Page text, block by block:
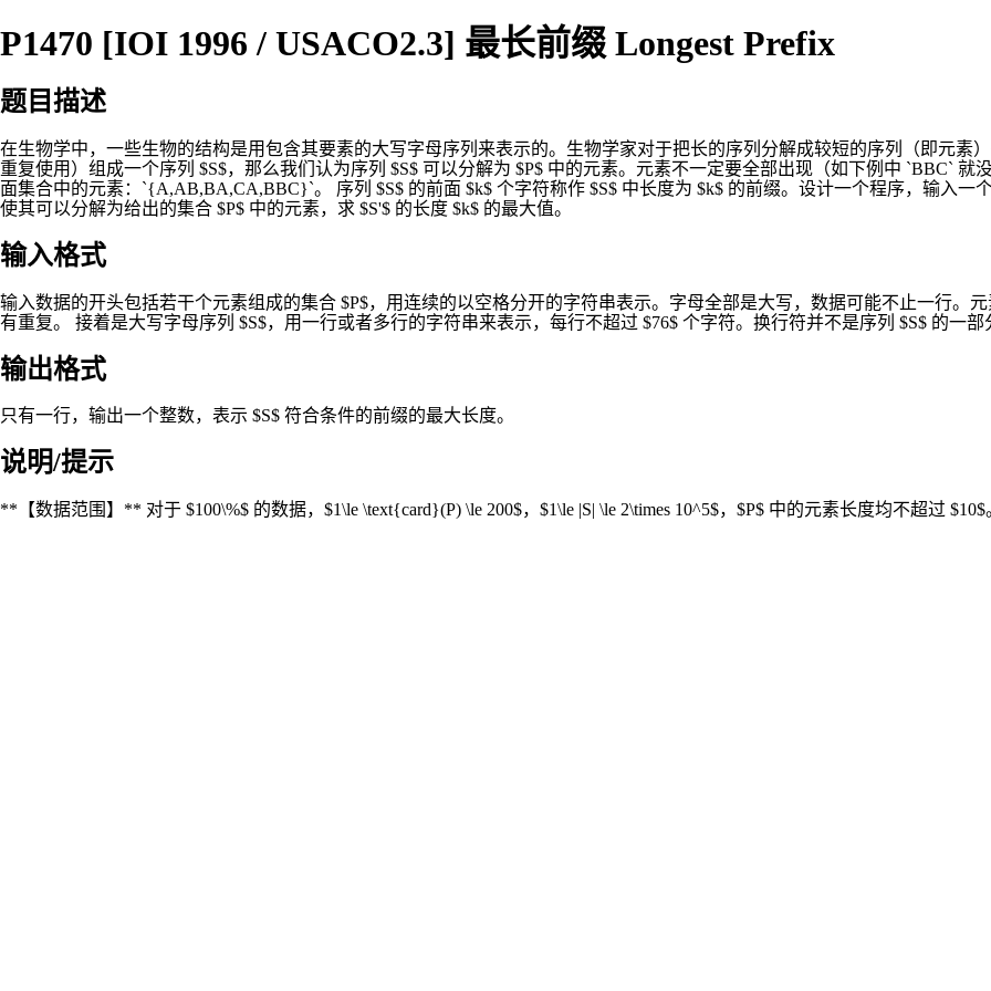
P1470 [IOI 1996 / USACO2.3] 最长前缀 Longest Prefix
题目描述
在生物学中，一些生物的结构是用包含其要素的大写字母序列来表示的。生物学家对于把长的序列分解成较短的序列（即元素
重复使用）组成一个序列 $S$，那么我们认为序列 $S$ 可以分解为 $P$ 中的元素。元素不一定要全部出现（如下例中 `BBC`
面集合中的元素：`{A,AB,BA,CA,BBC}`。 序列 $S$ 的前面 $k$ 个字符称作 $S$ 中长度为 $k$ 的前缀。设计一个程序，输入一
使其可以分解为给出的集合 $P$ 中的元素，求 $S'$ 的长度 $k$ 的最大值。
输入格式
输入数据的开头包括若干个元素组成的集合 $P$，用连续的以空格分开的字符串表示。字母全部是大写，数据可能不止一行。
有重复。 接着是大写字母序列 $S$，用一行或者多行的字符串来表示，每行不超过 $76$ 个字符。换行符并不是序列 $S$ 的一部
输出格式
只有一行，输出一个整数，表示 $S$ 符合条件的前缀的最大长度。
说明/提示
**【数据范围】** 对于 $100\%$ 的数据，$1\le \text{card}(P) \le 200$，$1\le |S| \le 2\times 10^5$，$P$ 中的元素长度均不超过 $10$